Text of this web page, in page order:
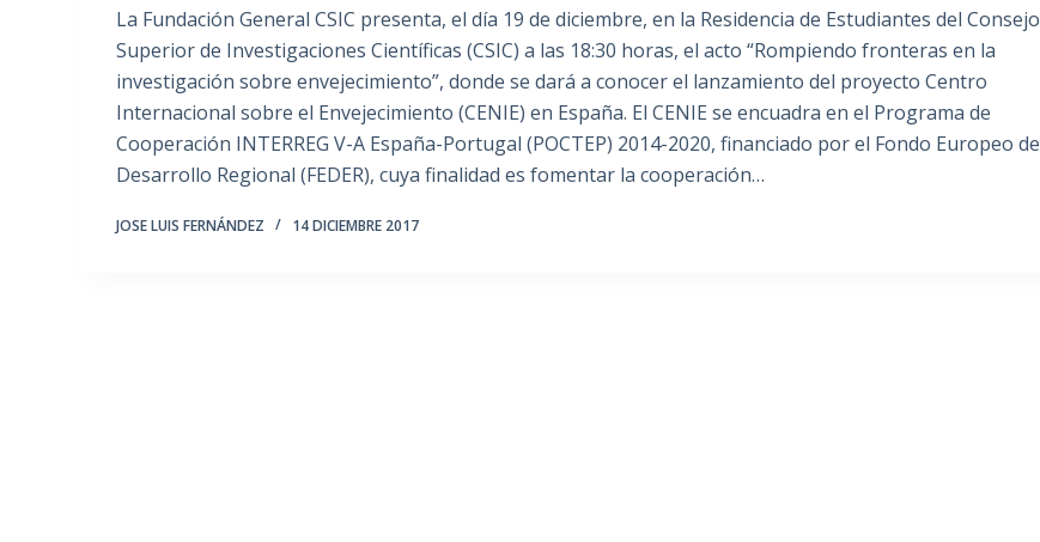
La Fundación General CSIC presenta, el día 19 de diciembre, en la Residencia de Estudiantes del Consejo
Superior de Investigaciones Científicas (CSIC) a las 18:30 horas, el acto “Rompiendo fronteras en la
investigación sobre envejecimiento”, donde se dará a conocer el lanzamiento del proyecto Centro
Internacional sobre el Envejecimiento (CENIE) en España. El CENIE se encuadra en el Programa de
Cooperación INTERREG V-A España-Portugal (POCTEP) 2014-2020, financiado por el Fondo Europeo de
Desarrollo Regional (FEDER), cuya finalidad es fomentar la cooperación…
JOSE LUIS FERNÁNDEZ 14 DICIEMBRE 2017